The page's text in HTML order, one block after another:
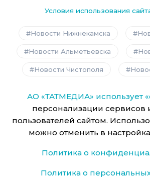
Условия использования
Новости Нижнекамска
Новости Альметьевска
Новости Чистополя
АО «ТАТМЕДИА» использует
персонализации сервисов
пользователей сайтом.
можно отменить в
Политика о
Политика о